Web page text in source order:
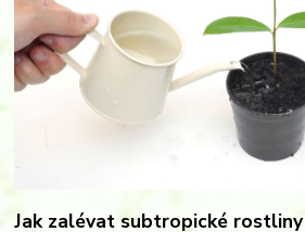
Jak zalévat subtropické rostliny